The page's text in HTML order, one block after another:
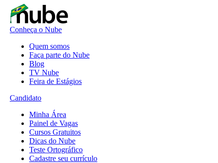
Conheça o Nube
Quem somos
Faça parte do Nube
Blog
TV Nube
Feira de Estágios
Candidato
Minha Área
Painel de Vagas
Cursos Gratuitos
Dicas do Nube
Teste Ortográfico
Cadastre seu currículo